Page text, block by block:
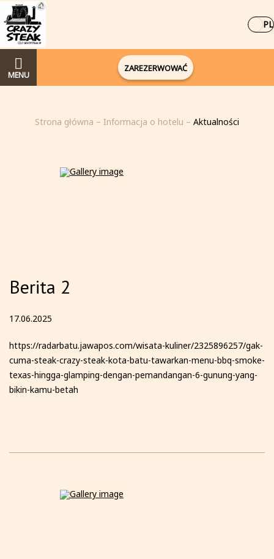
PL
MENU
ZAREZERWOWAĆ
Strona główna – Informacja o hotelu – Aktualności
Berita 2
17.06.2025
https://radarbatu.jawapos.com/wisata-kuliner/2325896257/gak-
cuma-steak-crazy-steak-kota-batu-tawarkan-menu-bbq-smoke-
texas-hingga-glamping-dengan-pemandangan-6-gunung-yang-
bikin-kamu-betah